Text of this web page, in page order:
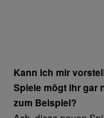
Kann ich mir
Spiele mögt ihr gar
zum Beispiel?